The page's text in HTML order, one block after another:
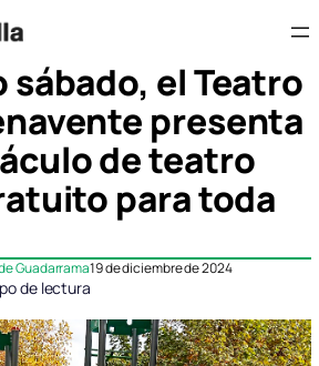
sábado, el Teatro
presenta
de teatro
para toda
Guadarrama19 de diciembre de 2024
de lectura